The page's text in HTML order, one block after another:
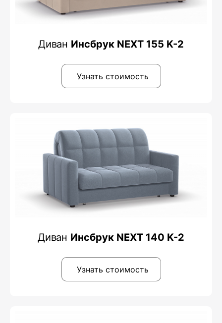
Диван Инсбрук NEXT 155 K-2
Узнать стоимость
Диван Инсбрук NEXT 140 K-2
Узнать стоимость